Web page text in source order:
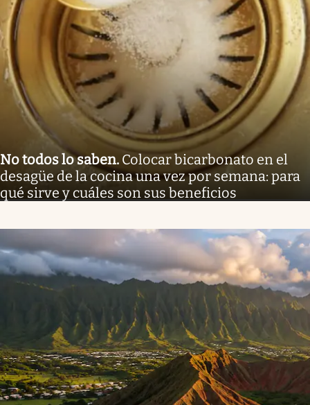
No todos lo saben. Colocar bicarbonato en el
desagüe de la cocina una vez por semana: para
qué sirve y cuáles son sus beneficios